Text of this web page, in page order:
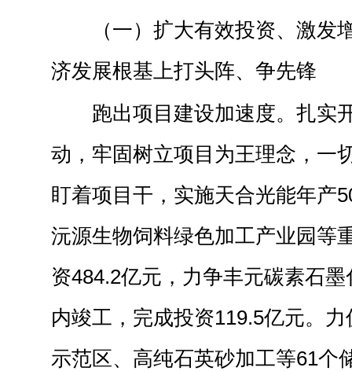
（一）扩大有效投资、激发
济发展根基上打头阵、争先锋
跑出项目建设加速度。扎实
动，牢固树立项目为王理念，一
盯着项目干，实施天合光能年产
沅源生物饲料绿色加工产业园等
资484.2亿元，力争丰元碳素石
内竣工，完成投资119.5亿元。
示范区、高纯石英砂加工等61个